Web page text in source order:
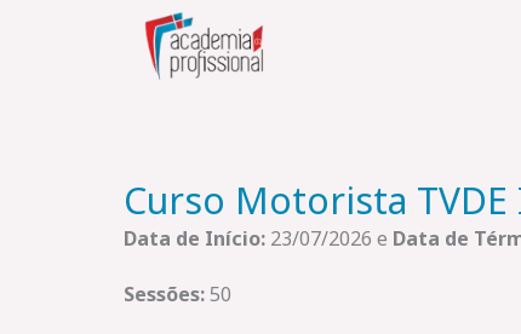
Curso Motorista TVDE
Data de Início: 23/07/2026 e Data de
Sessões:50